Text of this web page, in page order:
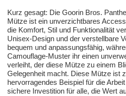
Kurz gesagt: Die Goorin Bros.
Mütze ist ein unverzichtbares
die Komfort, Stil und Funktionalität
Unisex-Design und der verstellbare
bequem und anpassungsfähig,
Camouflage-Muster ihr einen
verleiht, der diese Mütze zu einem
Gelegenheit macht. Diese Mütze ist
hervorragendes Beispiel für die
sichere Investition für alle, die Wert